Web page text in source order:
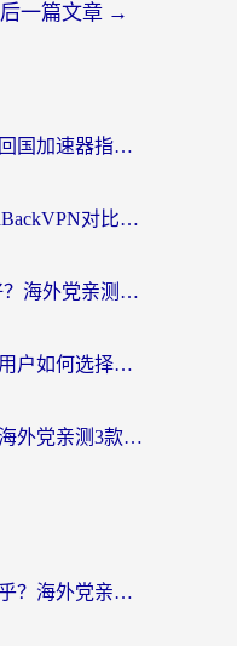
后一篇文章 →
美国看世界杯总卡？这篇回国加速器指南帮你无缝刷国内资源（附苹果手机VPN设置步骤）
穿梭VPN好用吗？和FlashBackVPN对比哪个回国效果更好？
Quickback和小黑牛哪个好？海外党亲测指南，选对回国加速器秒回国内
迅游和银河好用吗？海外用户如何选择回国加速器实现无缝访问国内资源
穿梭和奇游手游好用吗？海外党亲测3款回国加速器，附蜜蜂加速器七天试用攻略
国外可以看央视影音吗知乎？海外党亲测有效的回国加速方案